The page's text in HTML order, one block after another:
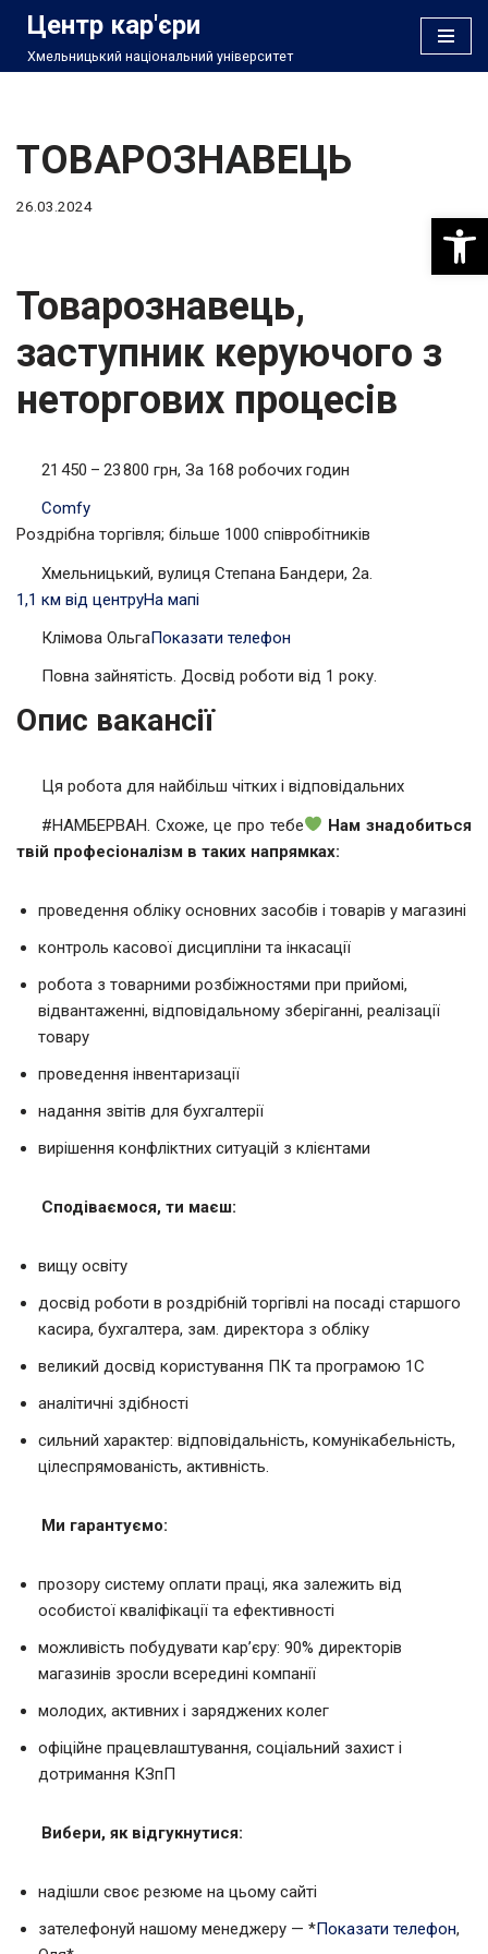
Перейти
Центр кар'єри
Хмельницький національний університет
ТОВАРОЗНАВЕЦЬ
26.03.2024
Товарознавець,
заступник керуючого з
неторгових процесів
21 450 – 23 800 грн, За 168 робочих годин
Comfy
Роздрібна торгівля; більше 1000 співробітників
Хмельницький, вулиця Степана Бандери, 2a.
1,1 км від центруНа мапі
Клімова ОльгаПоказати телефон
Повна зайнятість. Досвід роботи від 1 року.
Опис вакансії
Ця робота для найбільш чітких і відповідальних
#НАМБЕРВАН. Схоже, це про тебе
Нам знадобиться
твій професіоналізм в таких напрямках:
проведення обліку основних засобів і товарів у магазині
контроль касової дисципліни та інкасації
робота з товарними розбіжностями при прийомі,
відвантаженні, відповідальному зберіганні, реалізації
товару
проведення інвентаризації
надання звітів для бухгалтерії
вирішення конфліктних ситуацій з клієнтами
Сподіваємося, ти маєш:
вищу освіту
досвід роботи в роздрібній торгівлі на посаді старшого
касира, бухгалтера, зам. директора з обліку
великий досвід користування ПК та програмою 1С
аналітичні здібності
сильний характер: відповідальність, комунікабельність,
цілеспрямованість, активність.
Ми гарантуємо:
прозору систему оплати праці, яка залежить від
особистої кваліфікації та ефективності
можливість побудувати кар’єру: 90% директорів
магазинів зросли всередині компанії
молодих, активних і заряджених колег
офіційне працевлаштування, соціальний захист і
дотримання КЗпП
Вибери, як відгукнутися:
надішли своє резюме на цьому сайті
зателефонуй нашому менеджеру — *Показати телефон,